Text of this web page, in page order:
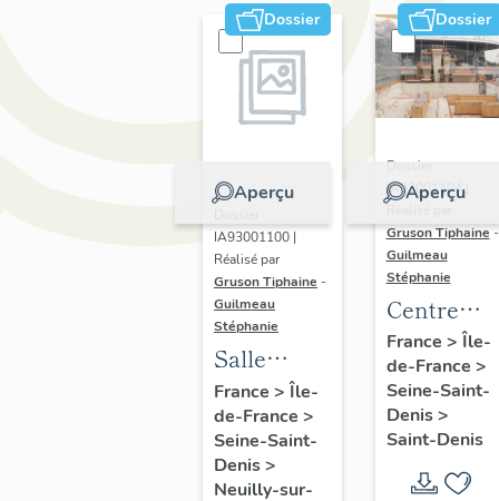
Dossier
Aperçu
IA93001100 |
Réalisé par
Gruson Tiphaine -
Guilmeau
Stéphanie
Salle
omnisports
Marcel-
Cerdan
France > Île-
de-France >
Seine-Saint-
Denis>
Neuilly-sur-
Dossier
Aperçu
Dossier
IA93001104 |
Gruson Tiphaine-
Guilmeau
Stéphanie
Centre
aquatique
olympique
France > Île-
de-France >
Seine-Saint-
Denis>
Saint-Denis